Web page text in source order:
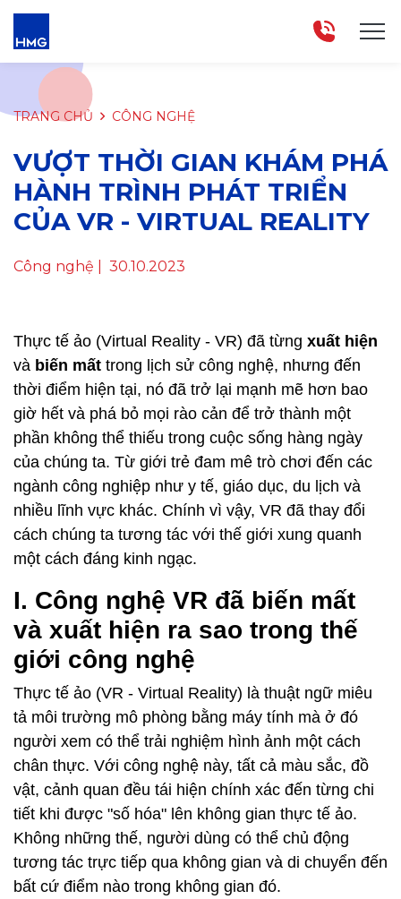
TRANG CHỦ CÔNG NGHỆ
VƯỢT THỜI GIAN KHÁM PHÁ
HÀNH TRÌNH PHÁT TRIỂN
CỦA VR - VIRTUAL REALITY
Công nghệ | 30.10.2023
Thực tế ảo (Virtual Reality - VR) đã từng xuất hiện
và biến mất trong lịch sử công nghệ, nhưng đến
thời điểm hiện tại, nó đã trở lại mạnh mẽ hơn bao
giờ hết và phá bỏ mọi rào cản để trở thành một
phần không thể thiếu trong cuộc sống hàng ngày
của chúng ta. Từ giới trẻ đam mê trò chơi đến các
ngành công nghiệp như y tế, giáo dục, du lịch và
nhiều lĩnh vực khác. Chính vì vậy, VR đã thay đổi
cách chúng ta tương tác với thế giới xung quanh
một cách đáng kinh ngạc.
I. Công nghệ VR đã biến mất
và xuất hiện ra sao trong thế
giới công nghệ
Thực tế ảo (VR - Virtual Reality) là thuật ngữ miêu
tả môi trường mô phòng bằng máy tính mà ở đó
người xem có thể trải nghiệm hình ảnh một cách
chân thực. Với công nghệ này, tất cả màu sắc, đồ
vật, cảnh quan đều tái hiện chính xác đến từng chi
tiết khi được "số hóa" lên không gian thực tế ảo.
Không những thế, người dùng có thể chủ động
tương tác trực tiếp qua không gian và di chuyển đến
bất cứ điểm nào trong không gian đó.